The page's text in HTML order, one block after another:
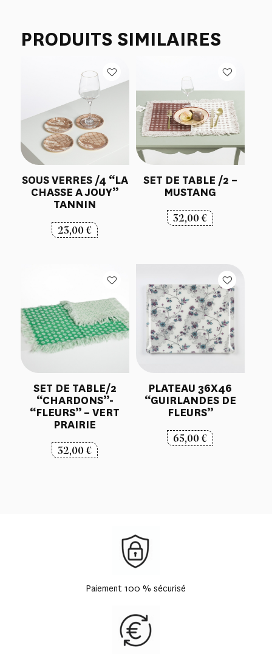
PRODUITS SIMILAIRES
SOUS VERRES /4 “LA
CHASSE A JOUY”
TANNIN
23,00€
SET DE TABLE /2 –
MUSTANG
32,00€
SET DE TABLE/2
“CHARDONS”-
“FLEURS” – VERT
PRAIRIE
32,00€
PLATEAU 36X46
“GUIRLANDES DE
FLEURS”
65,00€
Paiement 100 % sécurisé